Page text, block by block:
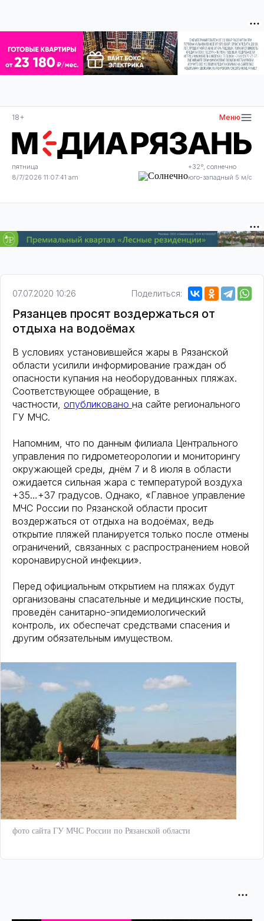
18+ Меню
пятница
8/7/2026 11:07:41 am
+32°, солнечно
юго-западный 5 м/с
07.07.2020 10:26 Поделиться:
Рязанцев просят воздержаться от
отдыха на водоёмах
В условиях установившейся жары в Рязанской
области усилили информирование граждан об
опасности купания на необорудованных пляжах.
Соответствующее обращение, в
частности, опубликовано на сайте регионального
ГУ МЧС.
Напомним, что по данным филиала Центрального
управления по гидрометеорологии и мониторингу
окружающей среды, днём 7 и 8 июля в области
ожидается сильная жара с температурой воздуха
+35…+37 градусов. Однако, «Главное управление
МЧС России по Рязанской области просит
воздержаться от отдыха на водоёмах, ведь
открытие пляжей планируется только после отмены
ограничений, связанных с распространением новой
коронавирусной инфекции».
Перед официальным открытием на пляжах будут
организованы спасательные и медицинские посты,
проведён санитарно-эпидемиологический
контроль, их обеспечат средствами спасения и
другим обязательным имуществом.
фото сайта ГУ МЧС России по Рязанской области